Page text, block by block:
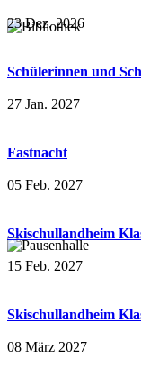
23 Dez. 2026
Schülerinnen und
27 Jan. 2027
Fastnacht
05 Feb. 2027
Skischullandheim
15 Feb. 2027
Skischullandheim
08 März 2027